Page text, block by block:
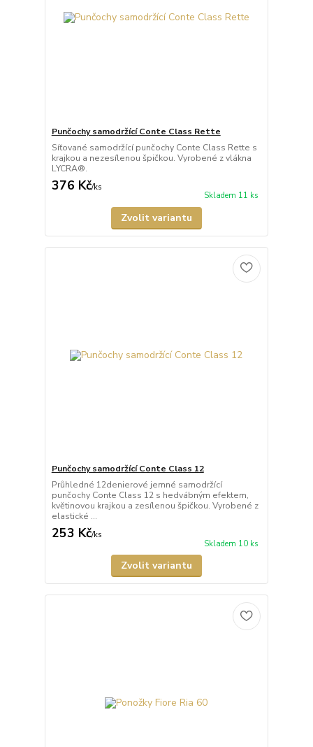
Punčochy samodržící Conte Class Rette
Síťované samodržící punčochy Conte Class Rette s
krajkou a nezesílenou špičkou. Vyrobené z vlákna
LYCRA®.
376 Kč/ks
Skladem 11 ks
Zvolit variantu
Punčochy samodržící Conte Class 12
Průhledné 12denierové jemné samodržící
punčochy Conte Class 12 s hedvábným efektem,
květinovou krajkou a zesílenou špičkou. Vyrobené z
elastické ...
253 Kč/ks
Skladem 10 ks
Zvolit variantu